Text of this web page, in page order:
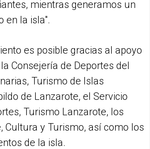
mientras generamos un
en la isla".
es posible gracias al apoyo
Consejería de Deportes del
Turismo de Islas
de Lanzarote, el Servicio
Turismo Lanzarote, los
Cultura y Turismo, así como los
de la isla.